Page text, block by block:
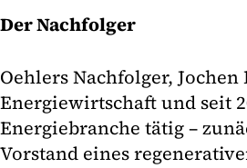
Der Nachfolger
Oehlers Nachfolger,
Energiewirtschaft und seit
Energiebranche tätig –
Vorstand eines